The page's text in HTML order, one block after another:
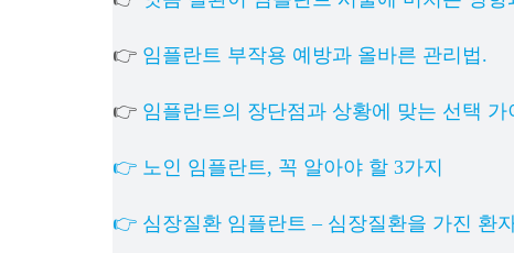
👉 임플란트 부작용 예방과 올바른 관리법.
👉 임플란트의 장단점과 상황에 맞는 선택 가
👉 노인 임플란트, 꼭 알아야 할 3가지
👉 심장질환 임플란트 – 심장질환을 가진 환